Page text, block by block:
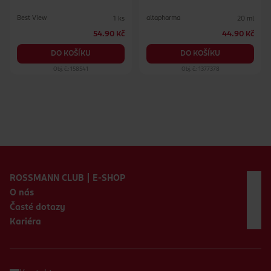
Best View 1 ks
54.90 Kč
DO KOŠÍKU
Obj. č.: 158541
altapharma 20 ml
44.90 Kč
DO KOŠÍKU
Obj. č.: 1377378
ROSSMANN CLUB | E-SHOP
O nás
Časté dotazy
Kariéra